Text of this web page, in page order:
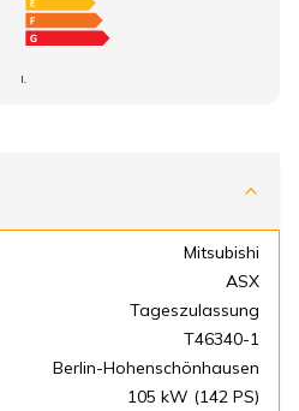
I.
Mitsubishi
ASX
Tageszulassung
T46340-1
Berlin-Hohenschönhausen
105 kW (142 PS)